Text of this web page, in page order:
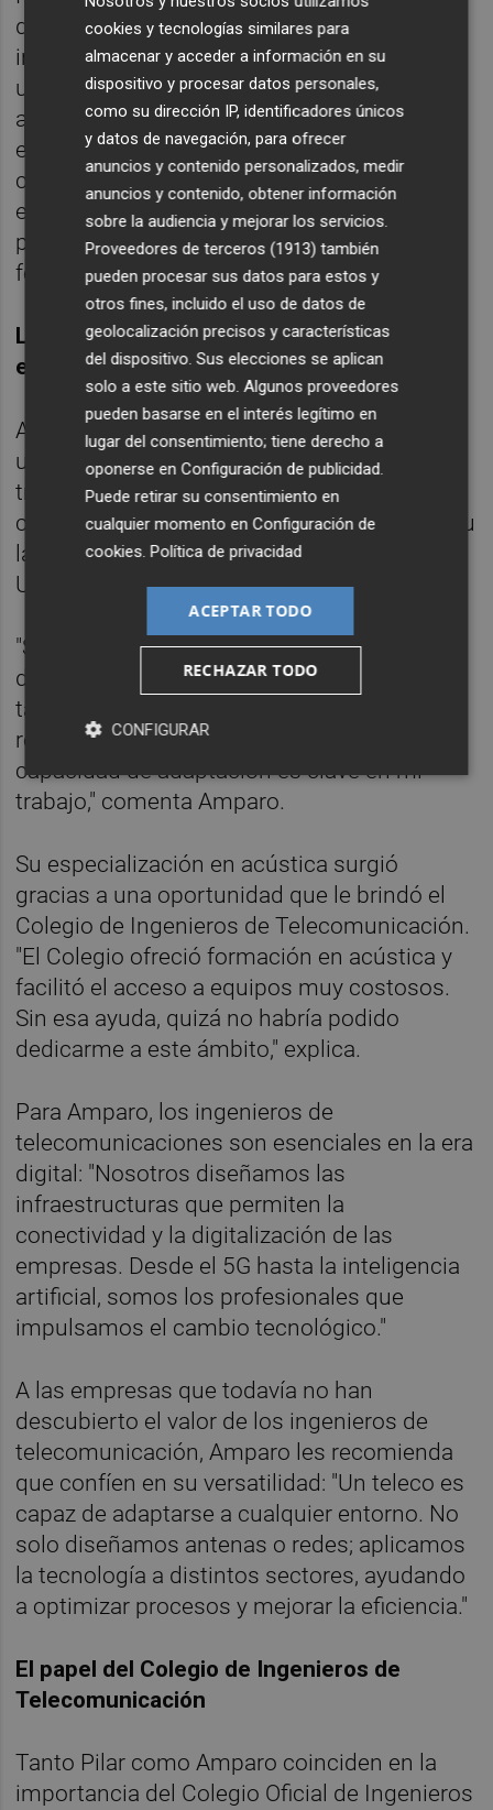
descubierto todo el potencial de los
ingenieros de telecomunicación, Pilar lanza
un mensaje claro: "Si contratas un teleco,
aprovéchalo al máximo. Nuestra formación
es una de las más completas y nos da la
capacidad de adaptarnos a cualquier
entorno. La eficiencia y la resolución de
problemas son dos de nuestras grandes
fortalezas."
La versatilidad de una ingeniera en el libre
ejercicio
Amparo Beltrán Juan es directora técnica en
un laboratorio de acústica y cuenta con una
trayectoria que combina trabajos técnicos
con roles de gestión. Además, compagina su
labor como autónoma con la docencia en la
Universidad de Alicante.
"Ser ingeniera de telecomunicación me ha
dado una base técnica muy potente, pero
también me ha enseñado a pensar y a
resolver problemas con eficacia. Esa
capacidad de adaptación es clave en mi
trabajo," comenta Amparo.
Su especialización en acústica surgió
gracias a una oportunidad que le brindó el
Colegio de Ingenieros de Telecomunicación.
"El Colegio ofreció formación en acústica y
facilitó el acceso a equipos muy costosos.
Sin esa ayuda, quizá no habría podido
dedicarme a este ámbito," explica.
Para Amparo, los ingenieros de
telecomunicaciones son esenciales en la era
digital: "Nosotros diseñamos las
infraestructuras que permiten la
conectividad y la digitalización de las
empresas. Desde el 5G hasta la inteligencia
artificial, somos los profesionales que
impulsamos el cambio tecnológico."
A las empresas que todavía no han
descubierto el valor de los ingenieros de
telecomunicación, Amparo les recomienda
que confíen en su versatilidad: "Un teleco es
capaz de adaptarse a cualquier entorno. No
solo diseñamos antenas o redes; aplicamos
la tecnología a distintos sectores, ayudando
a optimizar procesos y mejorar la eficiencia."
El papel del Colegio de Ingenieros de
Telecomunicación
Tanto Pilar como Amparo coinciden en la
importancia del Colegio Oficial de Ingenieros
cookies y tecnologías similares para
almacenar y acceder a información en su
dispositivo y procesar datos personales,
como su dirección IP, identificadores únicos
y datos de navegación, para ofrecer
anuncios y contenido personalizados, medir
anuncios y contenido, obtener información
sobre la audiencia y mejorar los servicios.
Proveedores de terceros (1913) también
pueden procesar sus datos para estos y
otros fines, incluido el uso de datos de
geolocalización precisos y características
del dispositivo. Sus elecciones se aplican
solo a este sitio web. Algunos proveedores
pueden basarse en el interés legítimo en
lugar del consentimiento; tiene derecho a
oponerse enConfiguración de publicidad
Puede retirar su consentimiento en
cualquier momento enConfiguración de
cookies .Política de privacidad
ACEPTAR TODO
RECHAZAR TODO
CONFIGURAR